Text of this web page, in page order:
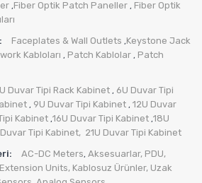
,Fiber Optik Patch Paneller , Fiber Optik
Faceplates & Wall Outlets ,Keystone Jack
Kabloları , Patch Kablolar , Patch
Duvar Tipi Rack Kabinet , 6U Duvar Tipi
, 9U Duvar Tipi Kabinet , 12U Duvar
Kabinet ,16U Duvar Tipi Kabinet ,18U
Tipi Kabinet, 21U Duvar Tipi Kabinet
AC-DC Meters, Aksesuarlar, PDU,
Extension Units, Kablosuz Ürünler, Uzak